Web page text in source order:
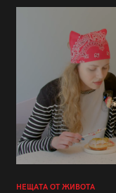
НЕЩАТА ОТ ЖИВОТА